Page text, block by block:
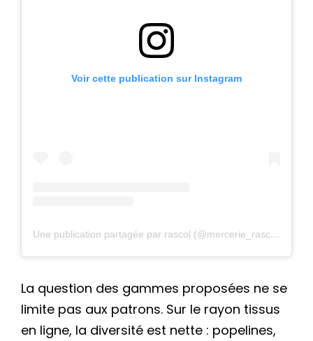
Voir cette publication sur Instagram
Une publication partagée par rascol (@mercerie_rascol)
La question des gammes proposées ne se
limite pas aux patrons. Sur le rayon tissus
en ligne, la diversité est nette : popelines,